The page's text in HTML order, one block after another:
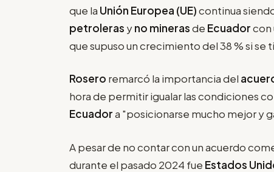
que la Unión Europea (UE)continua
petroleras yno minerasde Ecuadorcon
que supuso un crecimiento del 38 % si se
Rosero remarcó la importancia del
hora de permitir igualar las condiciones
Ecuadora "posicionarse mucho mejor y
A pesar de no contar con un acuerdo
durante el pasado 2024 fue Estados